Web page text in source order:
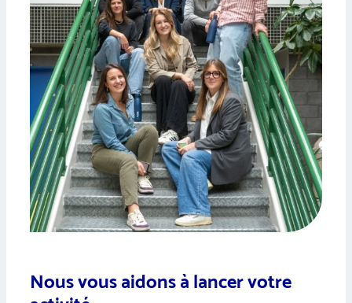
Nous vous aidons à lancer votre